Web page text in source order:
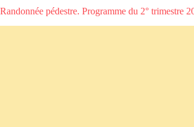
Randonnée pédestre. Programme du 2° trimestre